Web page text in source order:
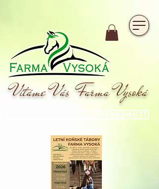
Vítáme Vás Farma Vysoká
On-line rozvoz a vyzvednutí